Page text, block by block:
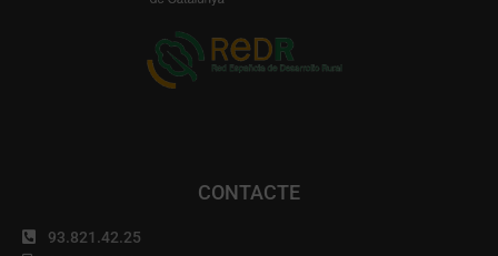
CONTACTE
93.821.42.25